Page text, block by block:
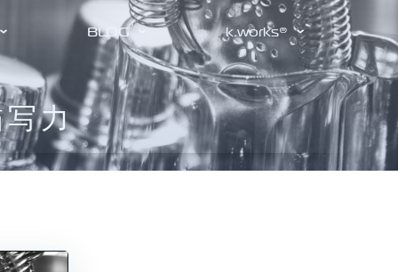
BLOG k.works®
力